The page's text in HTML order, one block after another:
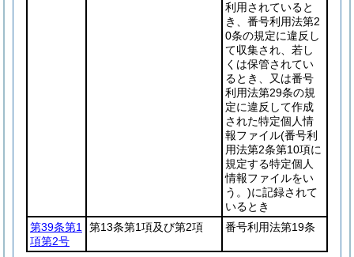
利用されていると
き、番号利用法第2
0条の規定に違反し
て収集され、若し
くは保管されてい
るとき、又は番号
利用法第29条の規
定に違反して作成
された特定個人情
報ファイル(番号利
用法第2条第10項に
規定する特定個人
情報ファイルをい
う。)に記録されて
いるとき
第39条第1
項第2号
第13条第1項及び第2項 番号利用法第19条